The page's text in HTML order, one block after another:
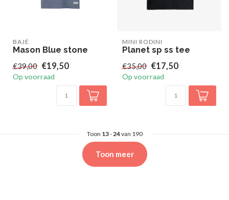
BAJÉ
Mason Blue stone
€39,00 €19,50
Op voorraad
MINI RODINI
Planet sp ss tee
€35,00 €17,50
Op voorraad
Toon 13-24van 190
Toon meer